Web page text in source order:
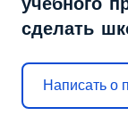
сделать
Написать о